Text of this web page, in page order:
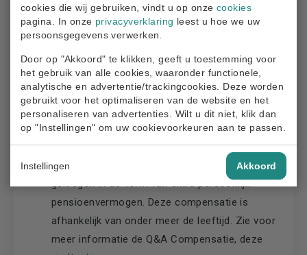
cookies die wij gebruiken, vindt u op onze cookies
pagina. In onze privacyverklaring leest u hoe we uw
persoonsgegevens verwerken.
Door op "Akkoord" te klikken, geeft u toestemming voor
het gebruik van alle cookies, waaronder functionele,
analytische en advertentie/trackingcookies. Deze worden
gebruikt voor het optimaliseren van de website en het
personaliseren van advertenties. Wilt u dit niet, klik dan
op "Instellingen" om uw cookievoorkeuren aan te passen.
Instellingen Akkoord
jaar oud is krijgt naar verwachting nog voor
een langere looptijd een uitkering dan iemand
pensioenvermogen van deelnemer tot
deelnemer verschillen, zelfs als het oude
opgebouwde pensioen in de oude regeling
gelijk was.
Compensatie:wie nadeel ondervindt van de
nieuwe regels, heeft daarvoor compensatie
gekregen in de vorm van extra persoonlijk
pensioenvermogen. Deze compensatie is
afhankelijk van onder meer de leeftijd. Zie voor
meer informatie de Q&A Compensatie, deze